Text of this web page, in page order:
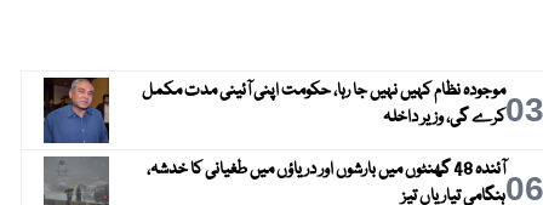
03موجودہ نظام کہیں نہیں جا رہا، حکومت اپنی آئینی مدت مکمل
کرے گی، وزیر داخلہ
06
آئندہ 48 گھنٹوں میں بارشوں اور دریاؤں میں طغیانی کا خدشہ،
ہنگامی تیاریاں تیز